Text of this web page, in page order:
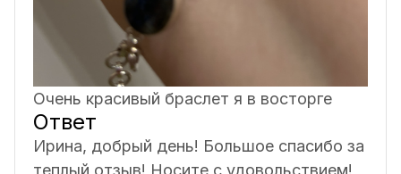
Очень красивый браслет я в восторге
Ответ
Ирина, добрый день! Большое спасибо за
теплый отзыв! Носите с удовольствием!